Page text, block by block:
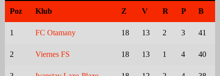
Poz
Klub Z V R P B
1 FC Otamany 18 13 2 3 41
2 Viernes FS 18 13 1 4 40